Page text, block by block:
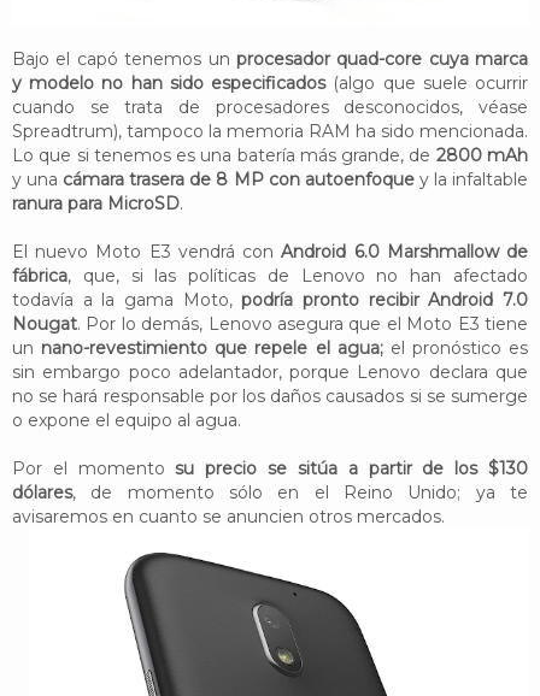
Bajo el capó tenemos un procesador quad-core cuya marca
y modelo no han sido especificados(algo que suele ocurrir
cuando se trata de procesadores desconocidos, véase
Spreadtrum), tampoco la memoria RAM ha sido mencionada.
Lo que si tenemos es una batería más grande, de 2800 mAh
y una cámara trasera de 8 MP con autoenfoquey la infaltable
ranura para MicroSD.
El nuevo Moto E3 vendrá conAndroid 6.0 Marshmallow de
fábrica, que, si las políticas de Lenovo no han afectado
todavía a la gama Moto,podría pronto recibir Android 7.0
Nougat. Por lo demás, Lenovo asegura que el Moto E3 tiene
un nano-revestimiento que repele el agua;el pronóstico es
sin embargo poco adelantador, porque Lenovo declara que
no se hará responsable por los daños causados si se sumerge
o expone el equipo al agua.
Por el momentosu precio se sitúa a partir de los $130
dólares, de momento sólo en el Reino Unido; ya te
avisaremos en cuanto se anuncien otros mercados.